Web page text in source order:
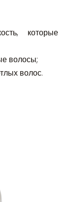
которые
волосы;
волос.